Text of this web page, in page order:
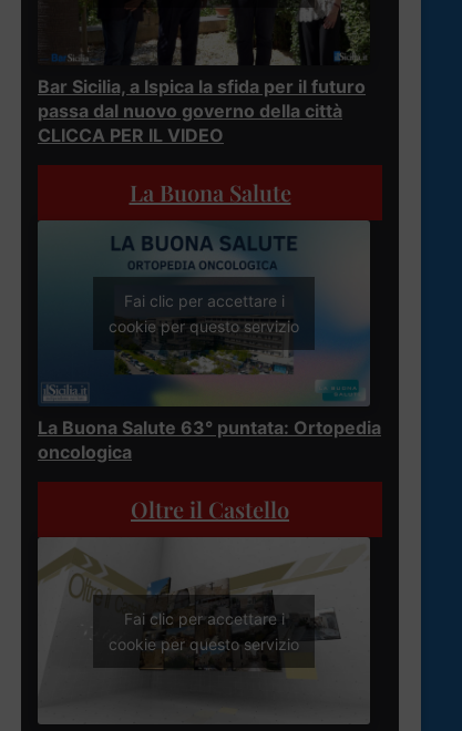
Bar Sicilia, a Ispica la sfida per il futuro
passa dal nuovo governo della città
CLICCA PER IL VIDEO
La Buona Salute
Fai clic per accettare i
cookie per questo servizio
La Buona Salute 63° puntata: Ortopedia
oncologica
Oltre il Castello
Fai clic per accettare i
cookie per questo servizio